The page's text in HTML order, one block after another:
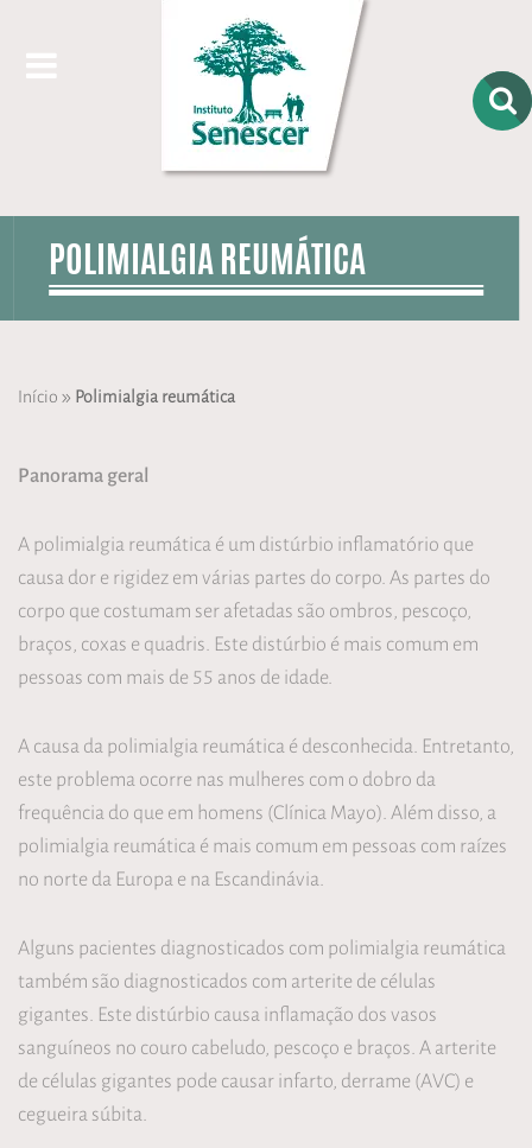
POLIMIALGIA REUMÁTICA
Início » Polimialgia reumática
Panorama geral
A polimialgia reumática é um distúrbio inflamatório que
causa dor e rigidez em várias partes do corpo. As partes do
corpo que costumam ser afetadas são ombros, pescoço,
braços, coxas e quadris. Este distúrbio é mais comum em
pessoas com mais de 55 anos de idade.
A causa da polimialgia reumática é desconhecida. Entretanto,
este problema ocorre nas mulheres com o dobro da
frequência do que em homens (Clínica Mayo). Além disso, a
polimialgia reumática é mais comum em pessoas com raízes
no norte da Europa e na Escandinávia.
Alguns pacientes diagnosticados com polimialgia reumática
também são diagnosticados com arterite de células
gigantes. Este distúrbio causa inflamação dos vasos
sanguíneos no couro cabeludo, pescoço e braços. A arterite
de células gigantes pode causar infarto, derrame (AVC) e
cegueira súbita.